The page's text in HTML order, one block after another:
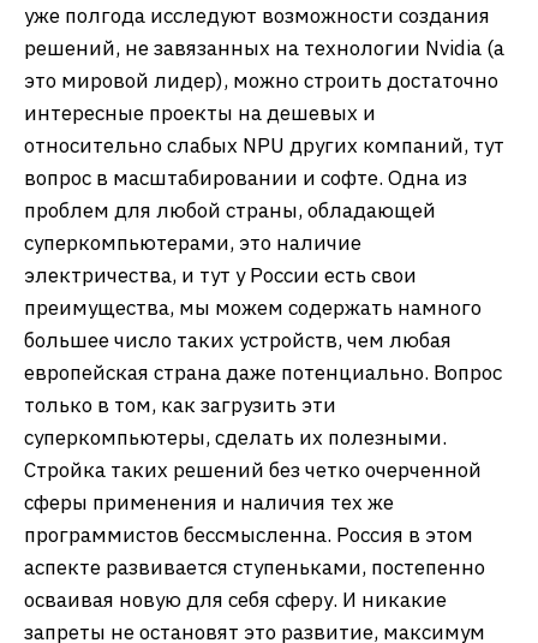
уже полгода исследуют возможности создания
решений, не завязанных на технологии Nvidia (а
это мировой лидер), можно строить достаточно
интересные проекты на дешевых и
относительно слабых NPU других компаний, тут
вопрос в масштабировании и софте. Одна из
проблем для любой страны, обладающей
суперкомпьютерами, это наличие
электричества, и тут у России есть свои
преимущества, мы можем содержать намного
большее число таких устройств, чем любая
европейская страна даже потенциально. Вопрос
только в том, как загрузить эти
суперкомпьютеры, сделать их полезными.
Стройка таких решений без четко очерченной
сферы применения и наличия тех же
программистов бессмысленна. Россия в этом
аспекте развивается ступеньками, постепенно
осваивая новую для себя сферу. И никакие
запреты не остановят это развитие, максимум